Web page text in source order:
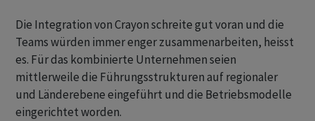
Die Integration von Crayon schreite gut voran und die
Teams würden immer enger zusammenarbeiten, heisst
es. Für das kombinierte Unternehmen seien
mittlerweile die Führungsstrukturen auf regionaler
und Länderebene eingeführt und die Betriebsmodelle
eingerichtet worden.